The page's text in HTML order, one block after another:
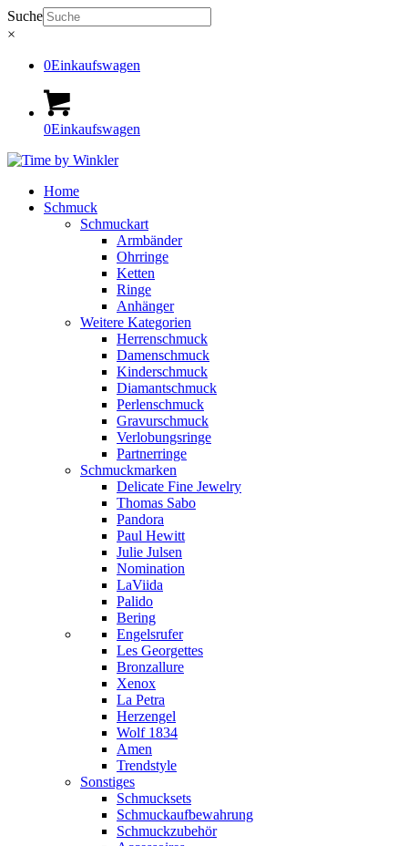
Suche
×
0Einkaufswagen
0Einkaufswagen
Home
Schmuck
Schmuckart
Armbänder
Ohrringe
Ketten
Ringe
Anhänger
Weitere Kategorien
Herrenschmuck
Damenschmuck
Kinderschmuck
Diamantschmuck
Perlenschmuck
Gravurschmuck
Verlobungsringe
Partnerringe
Schmuckmarken
Delicate Fine Jewelry
Thomas Sabo
Pandora
Paul Hewitt
Julie Julsen
Nomination
LaViida
Palido
Bering
Engelsrufer
Les Georgettes
Bronzallure
Xenox
La Petra
Herzengel
Wolf 1834
Amen
Trendstyle
Sonstiges
Schmucksets
Schmuckaufbewahrung
Schmuckzubehör